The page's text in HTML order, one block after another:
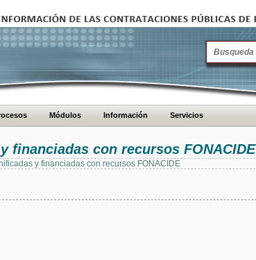
Módulos Información Servicios
financiadas con recursos FONACIDE
y financiadas con recursos FONACIDE